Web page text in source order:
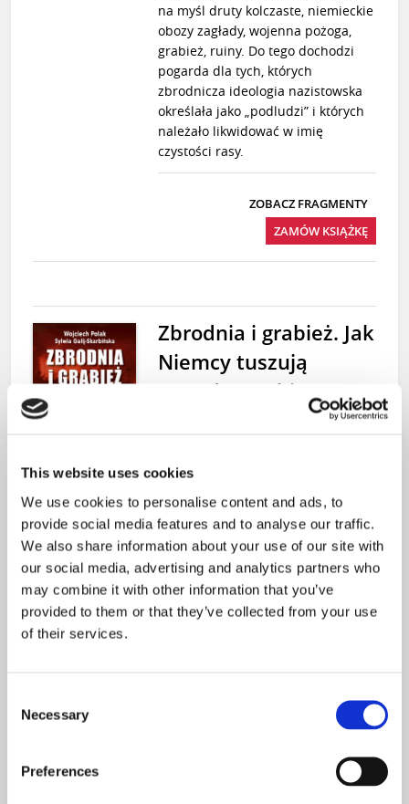
This website uses cookies
We use cookies to personalise content and ads, to
provide social media features and to analyse our traffic.
We also share information about your use of our site with
our social media, advertising and analytics partners who
may combine it with other information that you’ve
provided to them or that they’ve collected from your use
of their services.
Selection
Necessary
Preferences
na myśl druty kolczaste, niemieckie
obozy zagłady, wojenna pożoga,
grabież, ruiny. Do tego dochodzi
pogarda dla tych, których
zbrodnicza ideologia nazistowska
określała jako „podludzi” i których
należało likwidować w imię
czystości rasy.
ZOBACZ FRAGMENTY
ZAMÓW KSIĄŻKĘ
Zbrodnia i grabież. Jak
Niemcy tuszują
prawdę o sobie.
Sylwia Galij-
Książka Wojciecha Polaka i Sylwii
Galij-Skarbińskiej „Zbrodnia i
grabież. Jak Niemcy tuszują prawdę
o sobie” jest dramatyczną
panoramą trudnych relacji polsko-
niemieckich po 1939 r.
Wojna i dziedzictwo.